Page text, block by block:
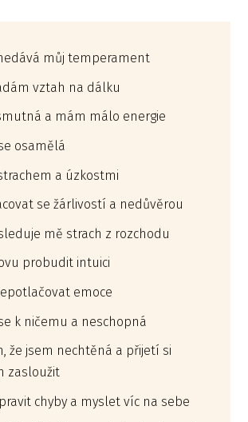
můj temperament
vztah na dálku
a mám málo energie
osamělá
a úzkostmi
se žárlivostí a nedůvěrou
mě strach z rozchodu
probudit intuici
emoce
k ničemu a neschopná
že jsem nechtěná a přijetí si
zasloužit
chyby a myslet víc na sebe